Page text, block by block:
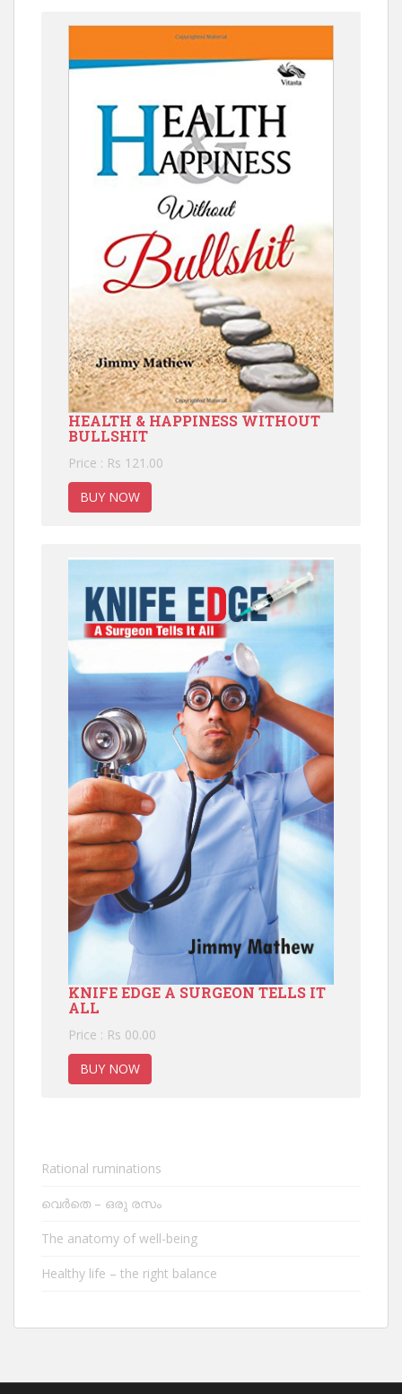
HEALTH & HAPPINESS WITHOUT
BULLSHIT
Price : Rs 121.00
BUY NOW
KNIFE EDGE A SURGEON TELLS IT
ALL
Price : Rs 00.00
BUY NOW
Rational ruminations
വെർതെ – ഒരു രസം
The anatomy of well-being
Healthy life – the right balance